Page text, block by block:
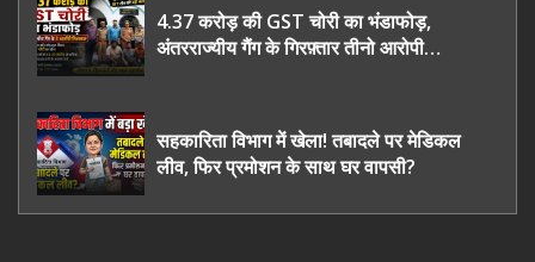
4.37 करोड़ की GST चोरी का भंडाफोड़,
अंतरराज्यीय गैंग के गिरफ़्तार तीनो आरोपी
सहकारिता विभाग में खेला! तबादले पर मेडिकल
लीव, फिर प्रमोशन के साथ घर वापसी?